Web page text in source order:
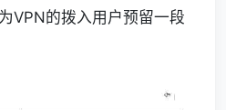
VPN的拨入用户预留一段